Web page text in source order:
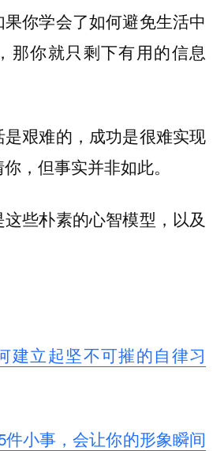
你学会了如何避免生活中
那你就只剩下有用的信息
艰难的，成功是很难实现
，但事实并非如此。
些朴素的心智模型，以及
建立起坚不可摧的自律习
件小事，会让你的形象瞬间